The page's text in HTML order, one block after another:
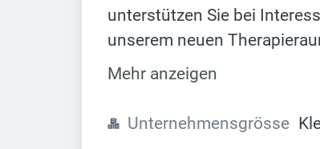
unterstützen Sie bei
unserem neuen
Mehr anzeigen
Unternehmensgrösse